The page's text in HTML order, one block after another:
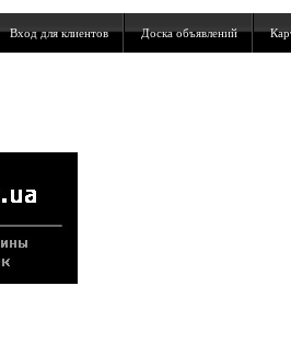
Вход для клиентов Доска объявлений